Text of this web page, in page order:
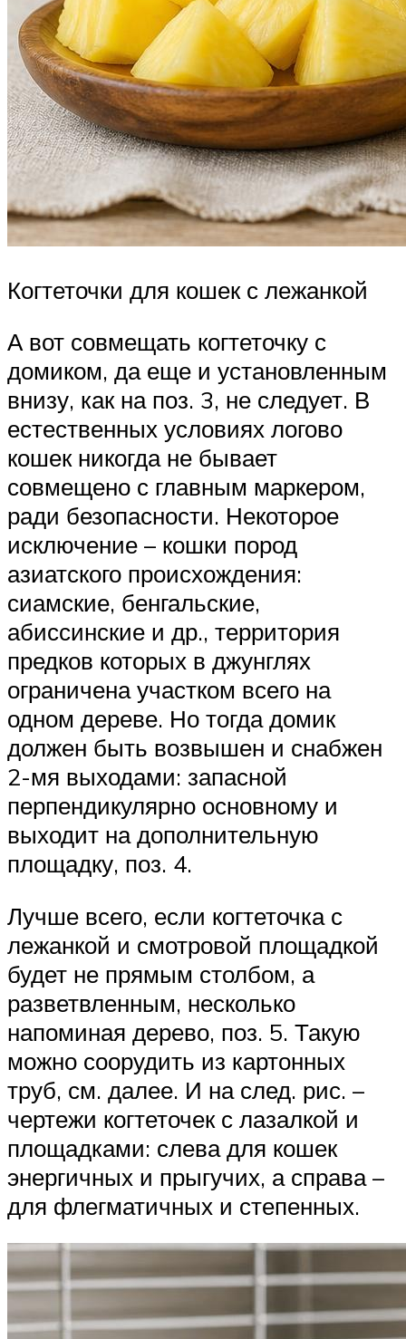
Когтеточки для кошек с лежанкой
А вот совмещать когтеточку с
домиком, да еще и установленным
внизу, как на поз. 3, не следует. В
естественных условиях логово
кошек никогда не бывает
совмещено с главным маркером,
ради безопасности. Некоторое
исключение – кошки пород
азиатского происхождения:
сиамские, бенгальские,
абиссинские и др., территория
предков которых в джунглях
ограничена участком всего на
одном дереве. Но тогда домик
должен быть возвышен и снабжен
2-мя выходами: запасной
перпендикулярно основному и
выходит на дополнительную
площадку, поз. 4.
Лучше всего, если когтеточка с
лежанкой и смотровой площадкой
будет не прямым столбом, а
разветвленным, несколько
напоминая дерево, поз. 5. Такую
можно соорудить из картонных
труб, см. далее. И на след. рис. –
чертежи когтеточек с лазалкой и
площадками: слева для кошек
энергичных и прыгучих, а справа –
для флегматичных и степенных.